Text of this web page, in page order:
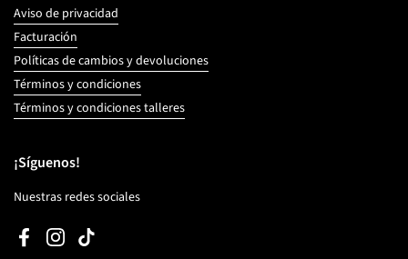
Aviso de privacidad
Facturación
Políticas de cambios y devoluciones
Términos y condiciones
Términos y condiciones talleres
¡Síguenos!
Nuestras redes sociales
FacebookInstagramTikTok